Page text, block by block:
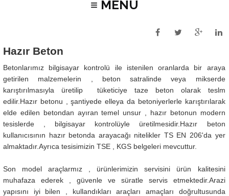
≡ MENU
Hazır Beton
Betonlarımız bilgisayar kontrolü ile istenilen oranlarda bir araya
getirilen malzemelerin , beton satralinde veya mikserde
karıştırılmasıyla üretilip tüketiciye taze beton olarak teslm
edilir.Hazır betonu , şantiyede elleya da betoniyerlerle karıştırılarak
elde edilen betondan ayıran temel unsur , hazır betonun modern
tesislerde , bilgisayar kontrolüyle üretilmesidir.Hazır beton
kullanıcısının hazır betonda arayacağı nitelikler TS EN 206'da yer
almaktadır.Ayrıca tesisimizin TSE , KGS belgeleri mevcuttur.
Son model araçlarmız , ürünlerimizin servisini ürün kalitesini
muhafaza ederek , güvenle ve süratle servis etmektedir.Arazi
yapısını iyi bilen , kullandıkları araçları amaçları doğrultusunda